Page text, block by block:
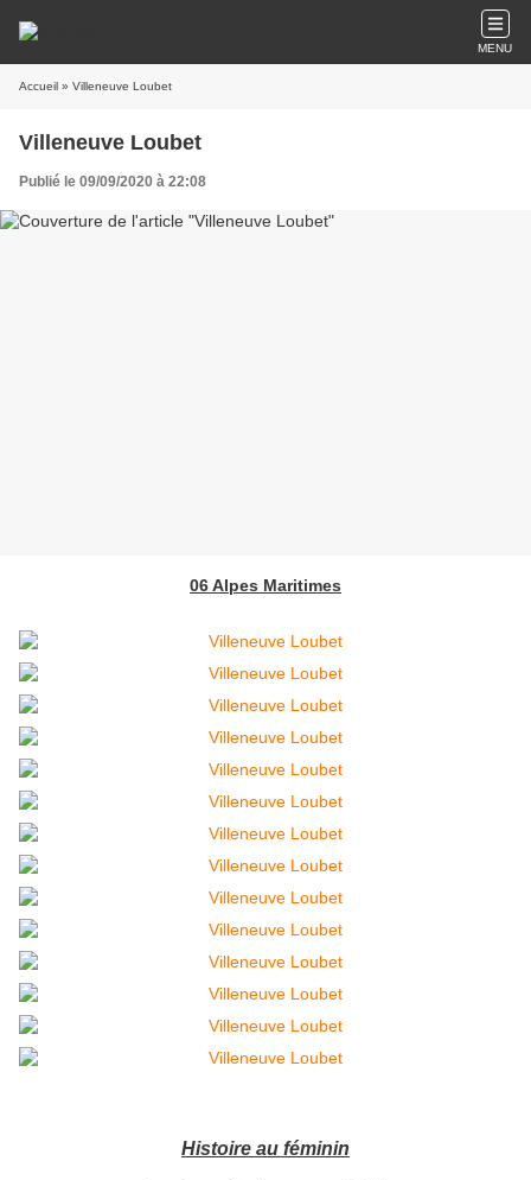
MENU
Accueil » Villeneuve Loubet
Villeneuve Loubet
Publié le 09/09/2020 à 22:08
06 Alpes Maritimes
Histoire au féminin